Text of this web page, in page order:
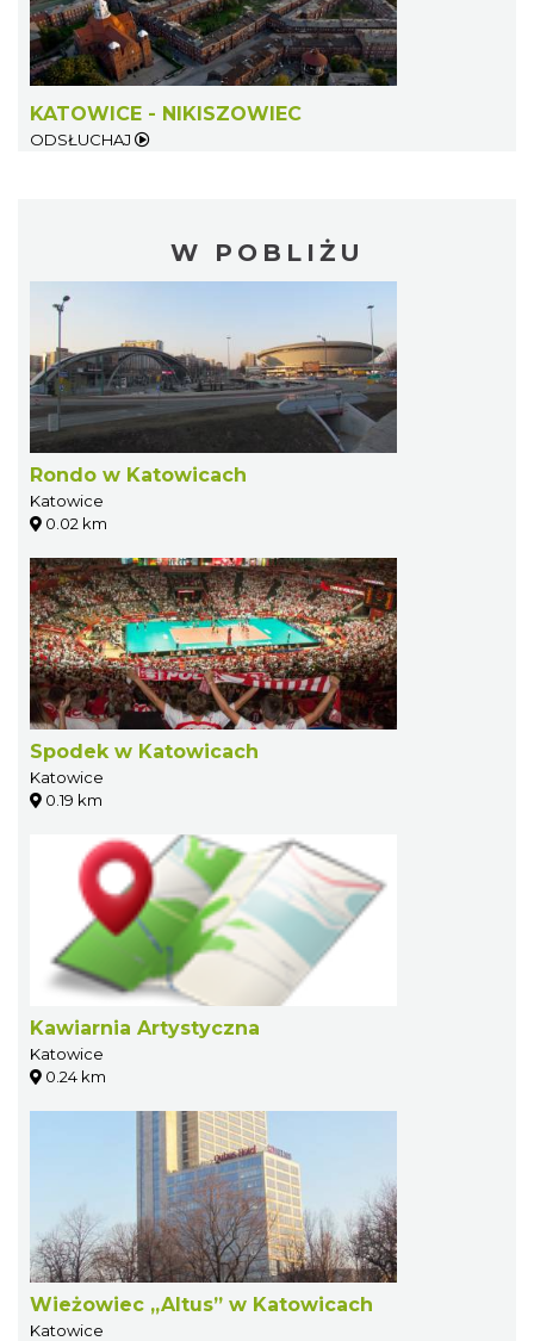
KATOWICE - NIKISZOWIEC
ODSŁUCHAJ
W POBLIŻU
Rondo w Katowicach
Katowice
0.02 km
Spodek w Katowicach
Katowice
0.19 km
Kawiarnia Artystyczna
Katowice
0.24 km
Wieżowiec „Altus” w Katowicach
Katowice